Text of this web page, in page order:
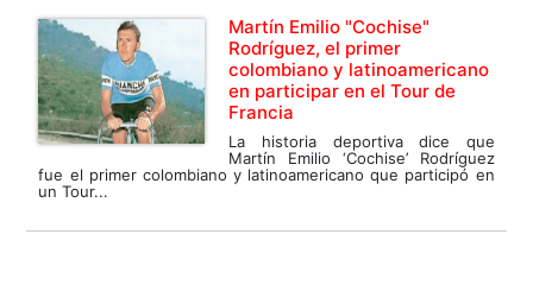
Martín Emilio "Cochise"
Rodríguez, el primer
colombiano y latinoamericano
en participar en el Tour de
Francia
La historia deportiva dice que
Martín Emilio ‘Cochise’ Rodríguez
fue el primer colombiano y latinoamericano que participó en
un Tour...